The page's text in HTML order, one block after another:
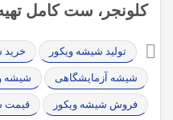
کلونجر، ست کامل
تولید شیشه ویکور خرید
شیشه آزمایشگاهی شیشه
فروش شیشه ویکور قیمت